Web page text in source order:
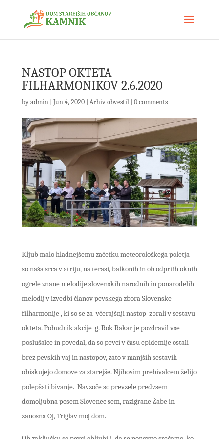
NASTOP OKTETA
FILHARMONIKOV 2.6.2020
byadmin| Jun 4, 2020| Arhiv obvestil| 0 comments
Kljub malo hladnejšemu začetku meteorološkega poletja
so naša srca v atriju, na terasi, balkonih in ob odprtih oknih
ogrele znane melodije slovenskih narodnih in ponarodelih
melodij v izvedbi članov pevskega zbora Slovenske
filharmonije , ki so se za včerajšnji nastop zbrali v sestavu
okteta. Pobudnik akcije g. Rok Rakar je pozdravil vse
poslušalce in povedal, da so pevci v času epidemije ostali
brez pevskih vaj in nastopov, zato v manjših sestavih
obiskujejo domove za starejše. Njihovim prebivalcem želijo
polepšati bivanje. Navzoče so prevzele predvsem
domoljubna pesem Slovenec sem, razigrane Žabe in
zanosna Oj, Triglav moj dom.